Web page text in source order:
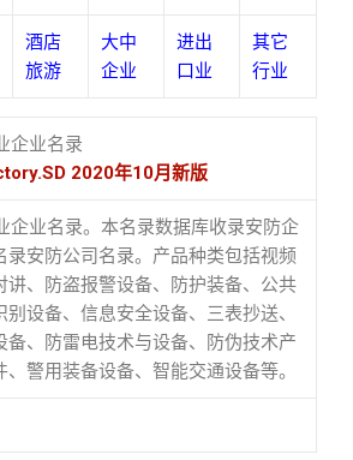
酒店
旅游
大中
企业
进出
口业
其它
行业
企业名录
2020年10月新版
企业名录。本名录数据库收录安防企
录安防公司名录。产品种类包括视频
讲、防盗报警设备、防护装备、公共
设备、信息安全设备、三表抄送、
备、防雷电技术与设备、防伪技术产
警用装备设备、智能交通设备等。